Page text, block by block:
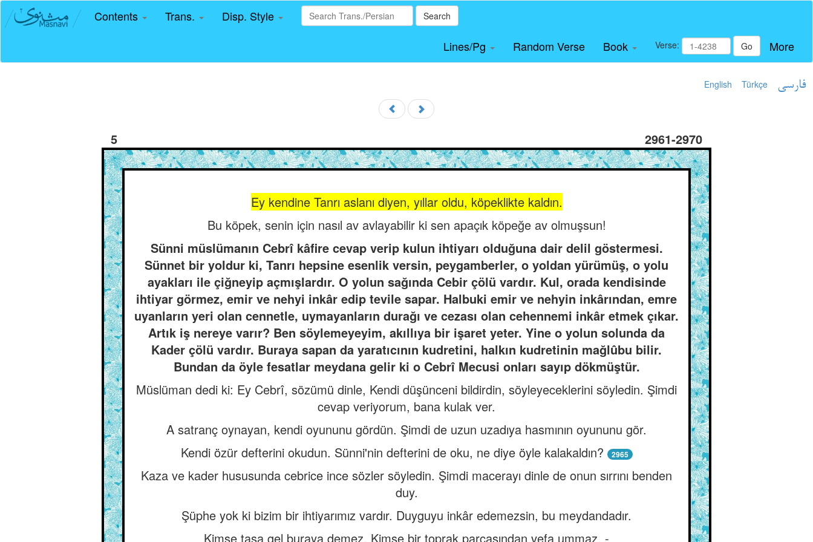
Contents Trans. Disp. Style Search
Lines/Pg Random Verse Book Verse: Go More
English Türkçe فارسی
5 2961-2970
Ey kendine Tanrı aslanı diyen, yıllar oldu, köpeklikte kaldın.
Bu köpek, senin için nasıl av avlayabilir ki sen apaçık köpeğe av olmuşsun!
Sünni müslümanın Cebrî kâfire cevap verip kulun ihtiyarı olduğuna dair delil göstermesi.
Sünnet bir yoldur ki, Tanrı hepsine esenlik versin, peygamberler, o yoldan yürümüş, o yolu
ayakları ile çiğneyip açmışlardır. O yolun sağında Cebir çölü vardır. Kul, orada kendisinde
ihtiyar görmez, emir ve nehyi inkâr edip tevile sapar. Halbuki emir ve nehyin inkârından, emre
uyanların yeri olan cennetle, uymayanların durağı ve cezası olan cehennemi inkâr etmek çıkar.
Artık iş nereye varır? Ben söylemeyeyim, akıllıya bir işaret yeter. Yine o yolun solunda da
Kader çölü vardır. Buraya sapan da yaratıcının kudretini, halkın kudretinin mağlûbu bilir.
Bundan da öyle fesatlar meydana gelir ki o Cebrî Mecusi onları sayıp dökmüştür.
Müslüman dedi ki: Ey Cebrî, sözümü dinle, Kendi düşünceni bildirdin, söyleyeceklerini söyledin. Şimdi
cevap veriyorum, bana kulak ver.
A satranç oynayan, kendi oyununu gördün. Şimdi de uzun uzadıya hasmının oyununu gör.
Kendi özür defterini okudun. Sünni'nin defterini de oku, ne diye öyle kalakaldın?
2965
Kaza ve kader hususunda cebrice ince sözler söyledin. Şimdi macerayı dinle de onun sırrını benden
duy.
Şüphe yok ki bizim bir ihtiyarımız vardır. Duyguyu inkâr edemezsin, bu meydandadır.
Kimse taşa gel buraya demez. Kimse bir toprak parçasından vefa ummaz. -